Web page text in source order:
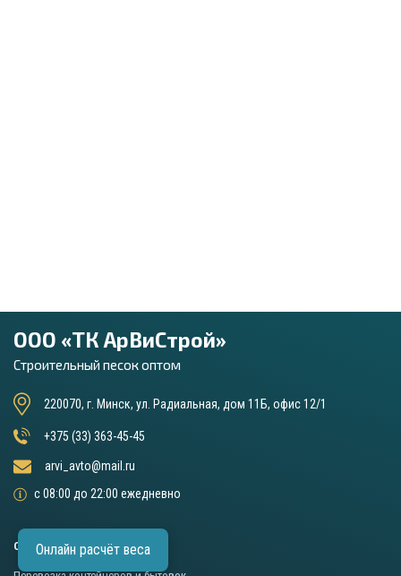
ООО «ТК АрВиСтрой»
Строительный песок оптом
220070, г. Минск, ул. Радиальная, дом 11Б, офис 12/1
+375 (33) 363-45-45
arvi_avto@mail.ru
с 08:00 до 22:00 ежедневно
ОСНОВНЫЕ УСЛУГИ
Онлайн расчёт веса